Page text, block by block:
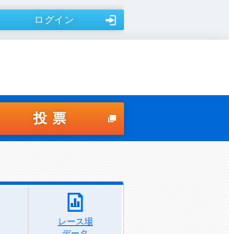
ログイン
投票
レース場